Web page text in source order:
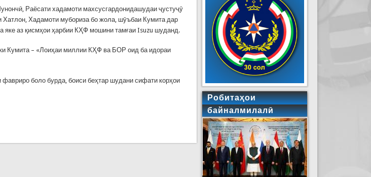
Раёсати хадамоти махсусгардонидашудаи ҷустуҷӯ
Хадамоти мубориза бо жола, шӯъбаи Кумита дар
яке аз қисмҳои ҳарбии КҲФ мошини тамғаи Isuzu шуданд.
Кумита – «Лоиҳаи миллии КҲФ ва БОР оид ба идораи
фавриро боло бурда, боиси беҳтар шудани сифати корҳои
Робитаҳои
байналмилалӣ